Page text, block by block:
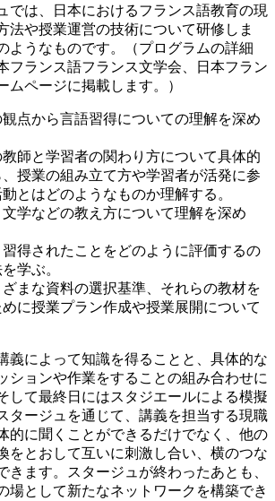
では、日本におけるフランス語教育の現
法や授業運営の技術について研修しま
ようなものです。（プログラムの詳細
フランス語フランス文学会、日本フラン
ムページに掲載します。）
点から言語習得についての理解を深め
師と学習者の関わり方について具体的
授業の組み立て方や学習者が活発に参
とはどのようなものか理解する。
学などの教え方について理解を深め
得されたことをどのように評価するの
学ぶ。
まな資料の選択基準、それらの教材を
に授業プラン作成や授業展開について
によって知識を得ることと、具体的な
ションや作業をすることの組み合わせに
して最終日にはスタジエールによる模擬
タージュを通じて、講義を担当する現職
的に聞くことができるだけでなく、他の
をとおして互いに刺激し合い、横のつな
きます。スタージュが終わったあとも、
場として新たなネットワークを構築でき